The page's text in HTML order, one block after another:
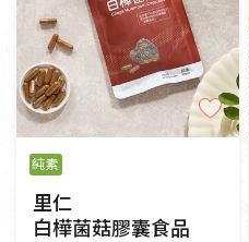
純素
里仁
白樺菌菇膠囊食品